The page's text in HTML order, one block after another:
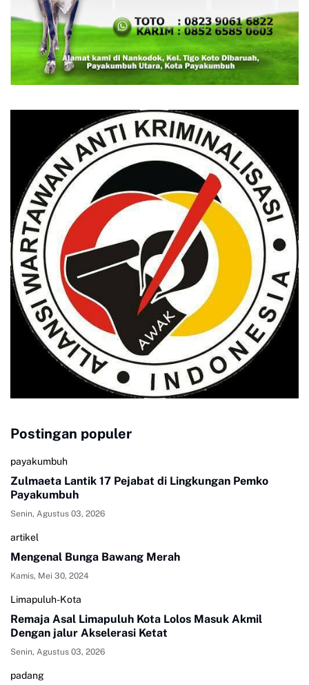
Postingan populer
payakumbuh
Zulmaeta Lantik 17 Pejabat di Lingkungan Pemko
Payakumbuh
Senin, Agustus 03, 2026
artikel
Mengenal Bunga Bawang Merah
Kamis, Mei 30, 2024
Limapuluh-Kota
Remaja Asal Limapuluh Kota Lolos Masuk Akmil
Dengan jalur Akselerasi Ketat
Senin, Agustus 03, 2026
padang